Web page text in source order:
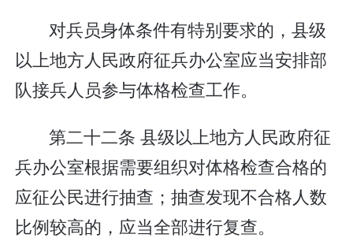
对兵员身体条件有特别要求的，县级
以上地方人民政府征兵办公室应当安排部
队接兵人员参与体格检查工作。
第二十二条 县级以上地方人民政府征
兵办公室根据需要组织对体格检查合格的
应征公民进行抽查；抽查发现不合格人数
比例较高的，应当全部进行复查。